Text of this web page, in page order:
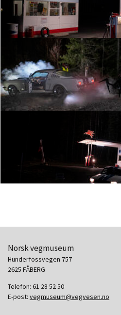
Fra innspillingen. Foto: Morten Reiten/Norsk vegmuseum
Norsk vegmuseum
Hunderfossvegen 757
2625 FÅBERG
Telefon: 61 28 52 50
E-post: vegmuseum@vegvesen.no